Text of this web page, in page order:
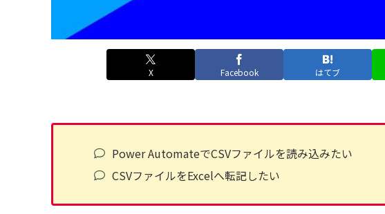
X Facebook はてブ
Power AutomateでCSVファイルを読み込みたい
CSVファイルをExcelへ転記したい